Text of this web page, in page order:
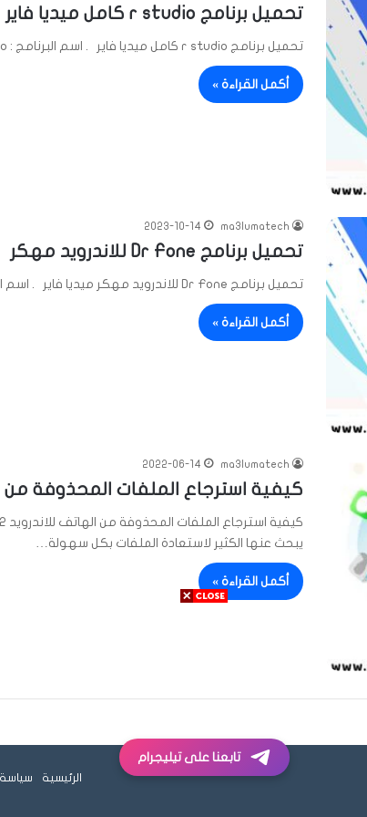
تحميل برنامج r studio كامل ميديا فاير
تحميل برنامج r studio كامل ميديا فاير . اسم البرنامج : r studio . حجم البرنامج : 63 MB…
أكمل القراءة »
ma3lumatech
2023-10-14
تحميل برنامج Dr Fone للاندرويد مهكر
تحميل برنامج Dr Fone للاندرويد مهكر ميديا فاير . اسم البرنامج : Dr Fone . حجم البرنامج : 53…
أكمل القراءة »
ma3lumatech
2022-06-14
كيفية استرجاع الملفات المحذوفة من
يبحث عنها الكثير لاستعادة الملفات بكل سهولة…
أكمل القراءة »
الرئيسية
تابعنا على تيليجرام